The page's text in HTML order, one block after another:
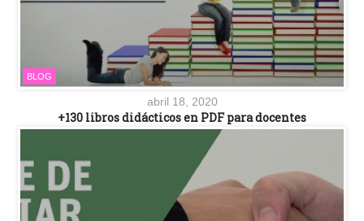
BLOG
abril 18, 2020
+130 libros didácticos en PDF para docentes